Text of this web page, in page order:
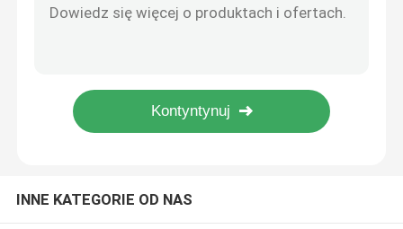
Rozpórki sprężyn gazowych
INNE KATEGORIE OD NAS